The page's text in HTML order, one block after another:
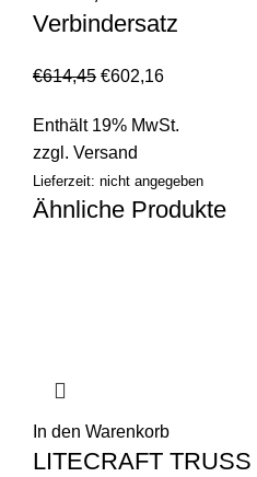
Verbindersatz
€614,45 €602,16
Enthält 19% MwSt.
zzgl. Versand
Lieferzeit: nicht angegeben
Ähnliche Produkte
In den Warenkorb
LITECRAFT